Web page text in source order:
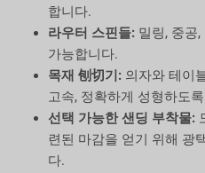
합니다.
라우터 스핀들:밀링, 중공,
가능합니다.
목재 刨切기:의자와 테이
고속, 정확하게 성형하도
선택 가능한 샌딩 부착물:
련된 마감을 얻기 위해 광
다.